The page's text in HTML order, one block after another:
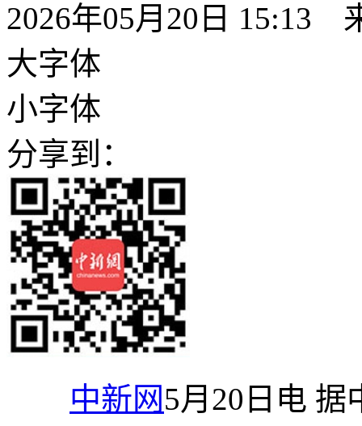
2026年05月20日 15:13
大字体
小字体
分享到：
中新网5月20日电 据